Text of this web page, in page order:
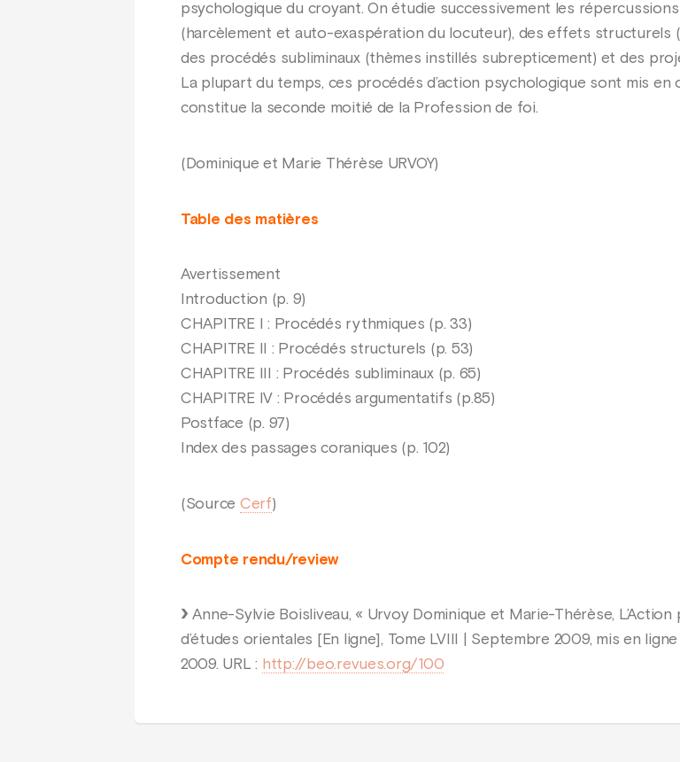
psychologique du croyant. On étudie successivement les
(harcèlement et auto-exaspération du locuteur), des effets structurels
des procédés subliminaux (thèmes instillés subrepticement) et des
La plupart du temps, ces procédés d’action psychologique sont mis
constitue la seconde moitié de la Profession de foi.
(Dominique et Marie Thérèse URVOY)
Table des matières
Avertissement
Introduction (p. 9)
CHAPITRE I : Procédés rythmiques (p. 33)
CHAPITRE II : Procédés structurels (p. 53)
CHAPITRE III : Procédés subliminaux (p. 65)
CHAPITRE IV : Procédés argumentatifs (p.85)
Postface (p. 97)
Index des passages coraniques (p. 102)
(Source Cerf)
Compte rendu/review
Anne-Sylvie Boisliveau, « Urvoy Dominique et Marie-Thérèse,
d’études orientales [En ligne], Tome LVIII | Septembre 2009, mis en
2009. URL : http://beo.revues.org/100